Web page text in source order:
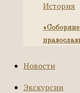
История
Новости
Экскурсии